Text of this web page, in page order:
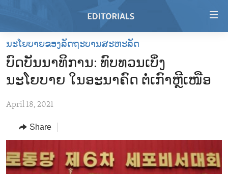
Skip
main
content
to
Navigation
Skip
to
Search
HOME
VIDEO
REGIONS
AFRICA
ASIA
TOPICS
SECURITY AND DEFENSE
ABOUT US
ນະໂຍບາຍຂອງລັດຖະບານສະຫະລັດ
ບົດບັນນາທິການ: ທົບທວນເບິ່ງ
ນະໂຍບາຍ ໃນອະນາຄົດ ຕໍ່ເກົາຫຼີເໜືອ
April 18, 2021
Share